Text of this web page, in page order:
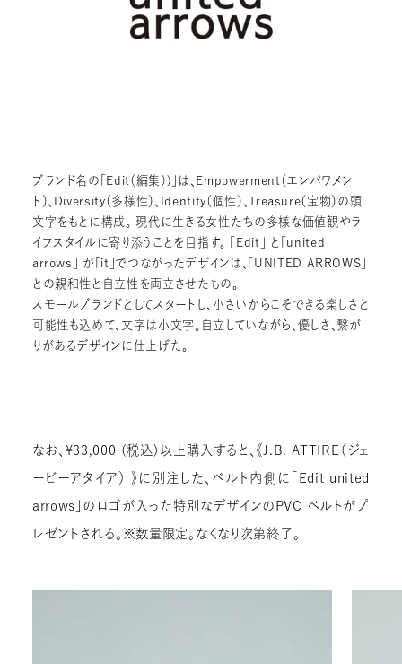
ブランド名の「Edit（編集）)」は、Empowerment（エンパワメン
ト）、Diversity（多様性）、Identity（個性）、Treasure（宝物）の頭
文字をもとに構成。 現代に生きる女性たちの多様な価値観やラ
イフスタイルに寄り添うことを目指す。 「Edit」 と「united
arrows」 が「it」でつながったデザインは、「UNITED ARROWS」
との親和性と自立性を両立させたもの。
スモールブランドとしてスタートし、小さいからこそできる楽しさと
可能性も込めて、文字は小文字。自立していながら、優しさ、繋が
りがあるデザインに仕上げた。
なお、¥33,000 (税込)以上購入すると、《J.B. ATTIRE（ジェ
ービーアタイア） 》に別注した、ベルト内側に「Edit united
arrows」のロゴが入った特別なデザインのPVC ベルトがプ
レゼントされる。※数量限定。なくなり次第終了。